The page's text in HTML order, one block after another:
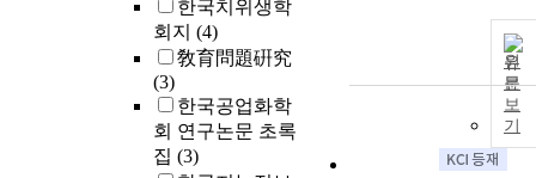
한국치위생학
회지 (4)
敎育問題硏究
(3)
한국공업화학
회 연구논문 초록
집 (3)
원
문
보
기